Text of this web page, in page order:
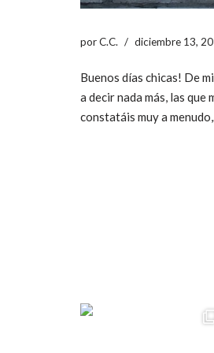
porC.C. diciembre 13,
Buenos días chicas! De
a decir nada más, las
constatáis muy a